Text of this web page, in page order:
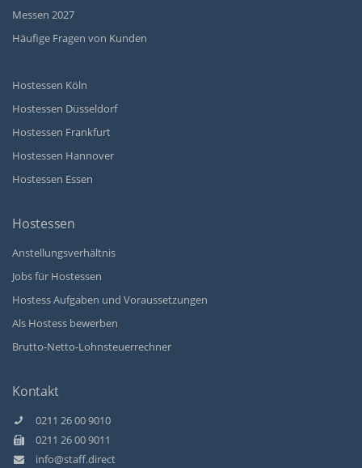
Messen 2027
Häufige Fragen von Kunden
Hostessen Köln
Hostessen Düsseldorf
Hostessen Frankfurt
Hostessen Hannover
Hostessen Essen
Hostessen
Anstellungsverhältnis
Jobs für Hostessen
Hostess Aufgaben und Voraussetzungen
Als Hostess bewerben
Brutto-Netto-Lohnsteuerrechner
Kontakt
0211 26 00 9010
0211 26 00 9011
info@staff.direct